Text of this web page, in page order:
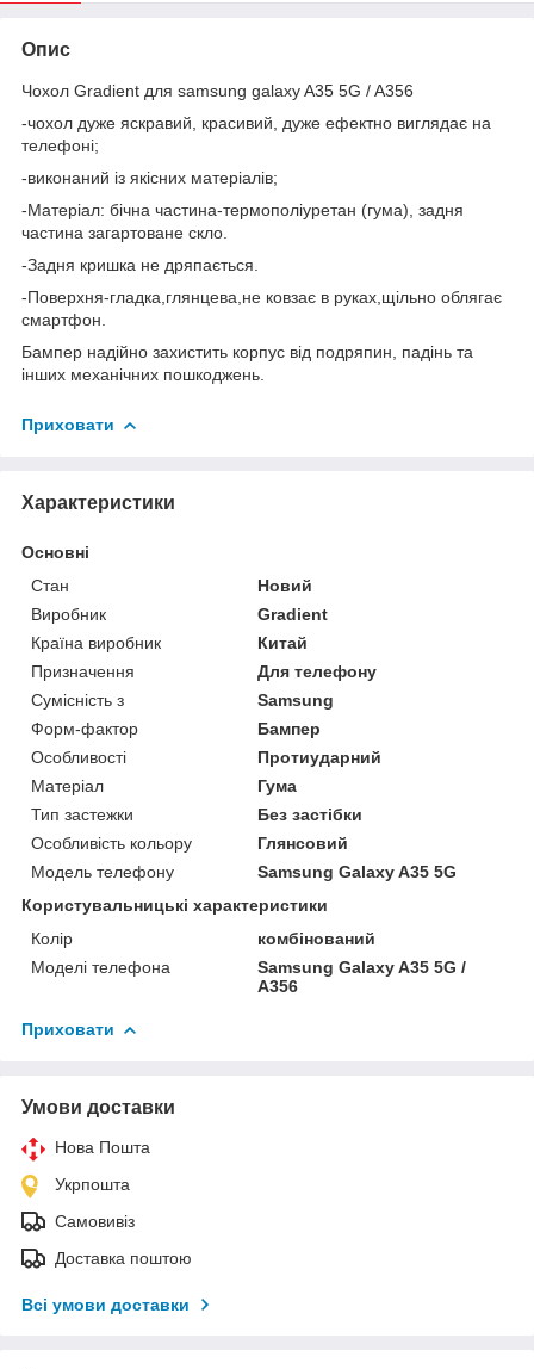
Опис
Чохол Gradient для samsung galaxy A35 5G / A356
-чохол дуже яскравий, красивий, дуже ефектно виглядає на
телефоні;
-виконаний із якісних матеріалів;
-Матеріал: бічна частина-термополіуретан (гума), задня
частина загартоване скло.
-Задня кришка не дряпається.
-Поверхня-гладка,глянцева,не ковзає в руках,щільно облягає
смартфон.
Бампер надійно захистить корпус від подряпин, падінь та
інших механічних пошкоджень.
Приховати
Характеристики
Основні
Стан
Новий
Виробник
Gradient
Країна виробник
Китай
Призначення
Для телефону
Сумісність з
Samsung
Форм-фактор
Бампер
Особливості
Протиударний
Матеріал
Гума
Тип застежки
Без застібки
Особливість кольору
Глянсовий
Модель телефону
Samsung Galaxy A35 5G
Користувальницькі характеристики
Колір
комбінований
Моделі телефона
Samsung Galaxy A35 5G /
A356
Приховати
Умови доставки
Нова Пошта
Укрпошта
Самовивіз
Доставка поштою
Всі умови доставки